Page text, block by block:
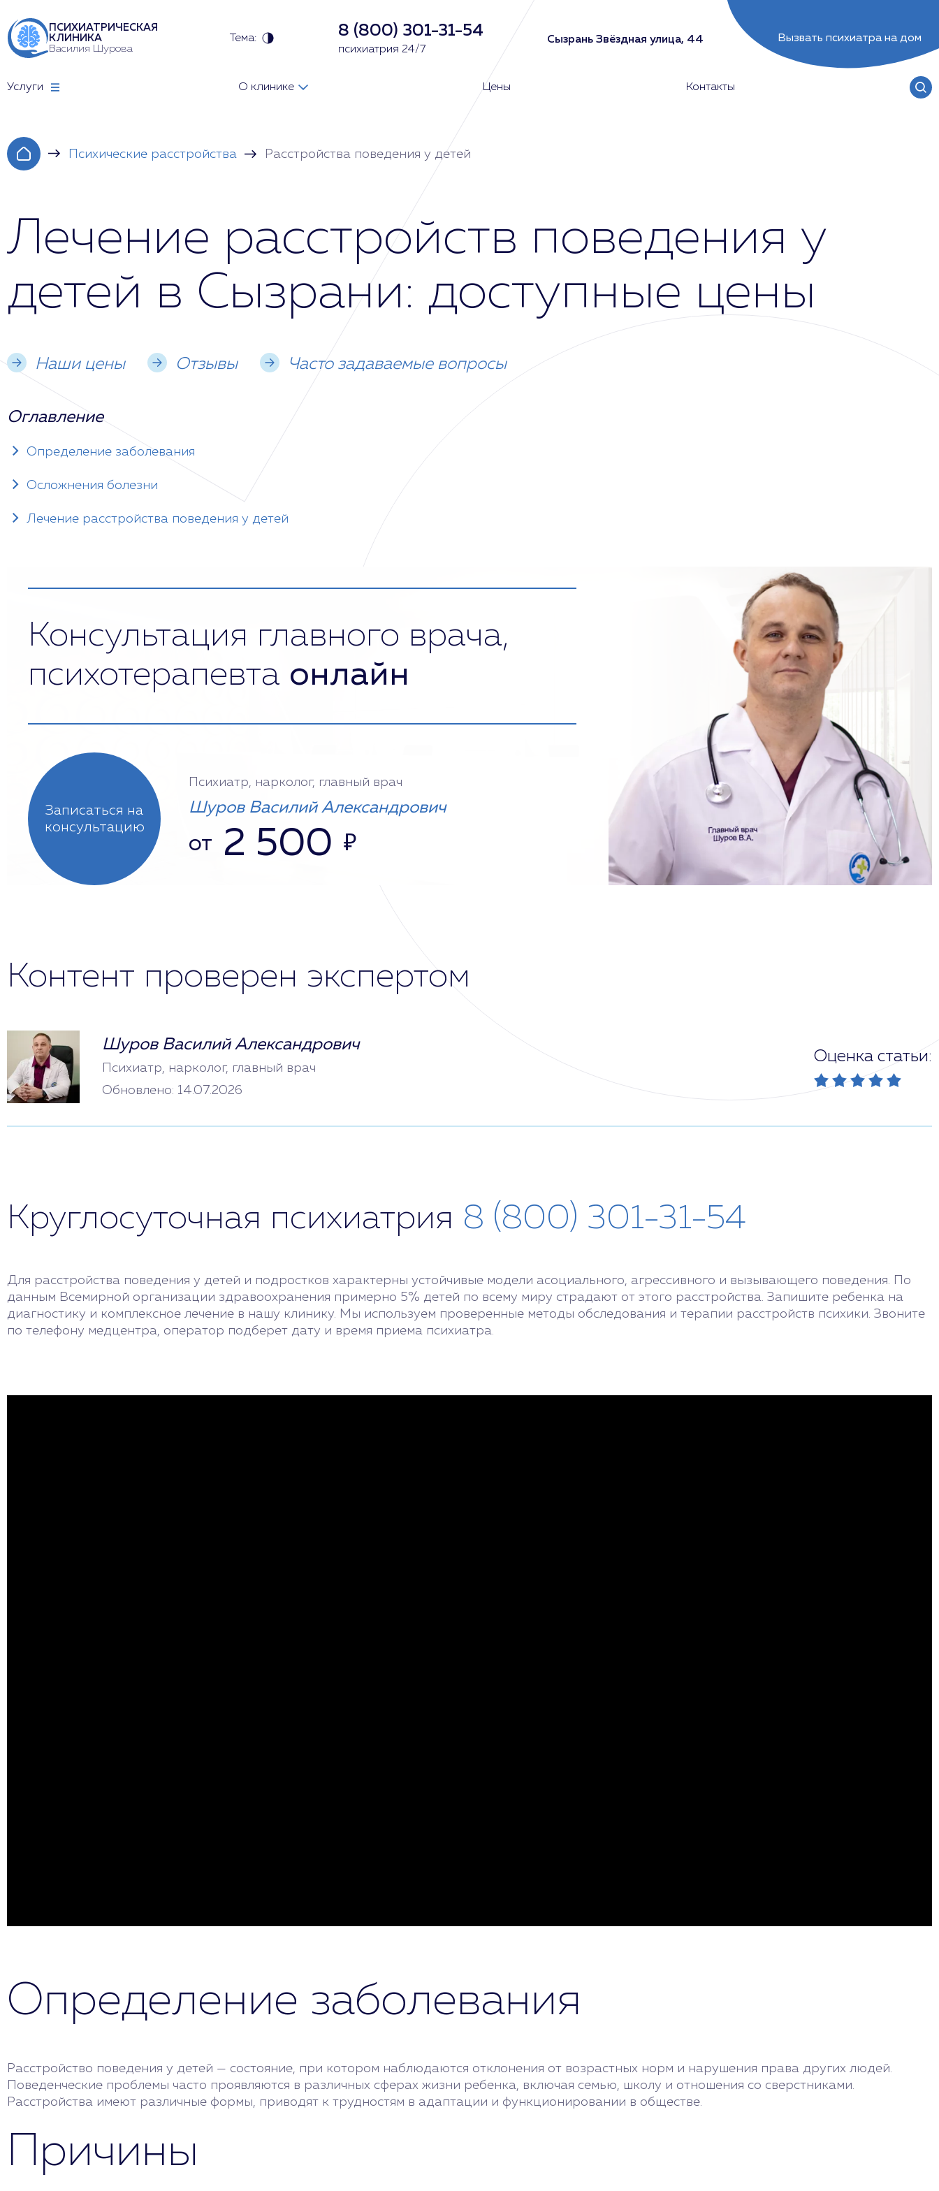
ПСИХИАТРИЧЕСКАЯ
КЛИНИКА
Василия Шурова
Тема: 8 (800) 301-31-54
психиатрия 24/7
Сызрань Звёздная улица, 44 Вызвать психиатра на дом
Услуги О клинике Цены Контакты
Психические расстройства Расстройства поведения у детей
Лечение расстройств поведения у
детей в Сызрани: доступные цены
Наши цены Отзывы Часто задаваемые вопросы
Оглавление
Определение заболевания
Осложнения болезни
Лечение расстройства поведения у детей
Консультация главного врача,
психотерапевта онлайн
Записаться на
консультацию
Психиатр, нарколог, главный врач
Шуров Василий Александрович
от 2 500 ₽
Контент проверен экспертом
Шуров Василий Александрович
Психиатр, нарколог, главный врач
Обновлено: 14.07.2026
Оценка статьи:
Круглосуточная психиатрия 8 (800) 301-31-54
Для расстройства поведения у детей и подростков характерны устойчивые модели асоциального, агрессивного и вызывающего поведения. По
данным Всемирной организации здравоохранения примерно 5% детей по всему миру страдают от этого расстройства. Запишите ребенка на
диагностику и комплексное лечение в нашу клинику. Мы используем проверенные методы обследования и терапии расстройств психики. Звоните
по телефону медцентра, оператор подберет дату и время приема психиатра.
Определение заболевания
Расстройство поведения у детей — состояние, при котором наблюдаются отклонения от возрастных норм и нарушения права других людей.
Поведенческие проблемы часто проявляются в различных сферах жизни ребенка, включая семью, школу и отношения со сверстниками.
Расстройства имеют различные формы, приводят к трудностям в адаптации и функционировании в обществе.
Причины